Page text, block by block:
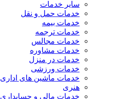
سایر خدمات
خدمات حمل و نقل
خدمات بیمه
خدمات ترجمه
خدمات مجالس
خدمات مشاوره
خدمات در منزل
خدمات ورزشی
خدمات ماشین های اداری
هنری
خدمات مالی و حسابداری